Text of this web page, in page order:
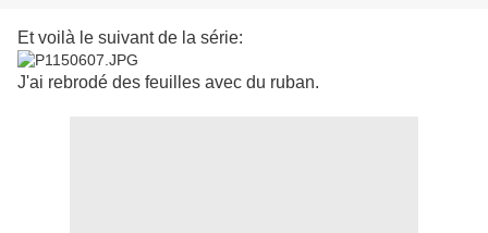
Et voilà le suivant de la série:
J'ai rebrodé des feuilles avec du ruban.